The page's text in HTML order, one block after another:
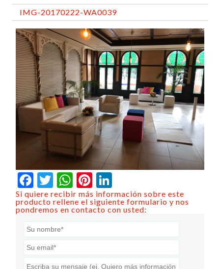
IMG-20170222-WA0039
Facebook
Twitter
WhatsApp
Pinterest
Si quiere recibir más información sobre este
producto rellene el siguiente formulario y nos
pondremos en contacto con usted: